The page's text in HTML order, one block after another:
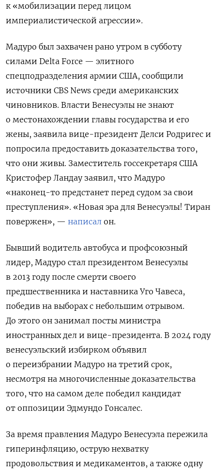
к «мобилизации перед лицом
империалистической агрессии».
Мадуро был захвачен рано утром в субботу
силами Delta Force — элитного
спецподразделения армии США, сообщили
источники CBS News среди американских
чиновников. Власти Венесуэлы не знают
о местонахождении главы государства и его
жены, заявила вице-президент Делси Родригес и
попросила предоставить доказательства того,
что они живы. Заместитель госсекретаря США
Кристофер Ландау заявил, что Мадуро
«наконец-то предстанет перед судом за свои
преступления». «Новая эра для Венесуэлы! Тиран
повержен», — написал он.
Бывший водитель автобуса и профсоюзный
лидер, Мадуро стал президентом Венесуэлы
в 2013 году после смерти своего
предшественника и наставника Уго Чавеса,
победив на выборах с небольшим отрывом.
До этого он занимал посты министра
иностранных дел и вице-президента. В 2024 году
венесуэльский избирком объявил
о переизбрании Мадуро на третий срок,
несмотря на многочисленные доказательства
того, что на самом деле победил кандидат
от оппозиции Эдмундо Гонсалес.
За время правления Мадуро Венесуэла пережила
гиперинфляцию, острую нехватку
продовольствия и медикаментов, а также одну